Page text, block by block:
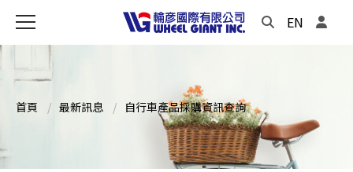
EN
首頁 最新訊息 自行車產品採購資訊查詢